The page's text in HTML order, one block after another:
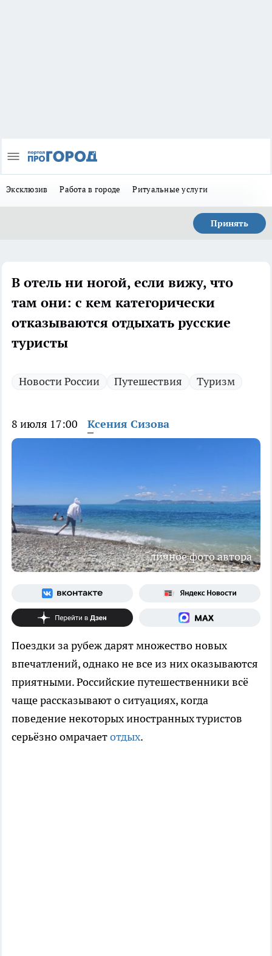
Эксклюзив Работа в городе Ритуальные услуги
Принять
В отель ни ногой, если вижу, что
там они: с кем категорически
отказываются отдыхать русские
туристы
Новости России Путешествия Туризм
8 июля 17:00 Ксения Сизова
личное фото автора
Поездки за рубеж дарят множество новых
впечатлений, однако не все из них оказываются
приятными. Российские путешественники всё
чаще рассказывают о ситуациях, когда
поведение некоторых иностранных туристов
серьёзно омрачаетотдых.